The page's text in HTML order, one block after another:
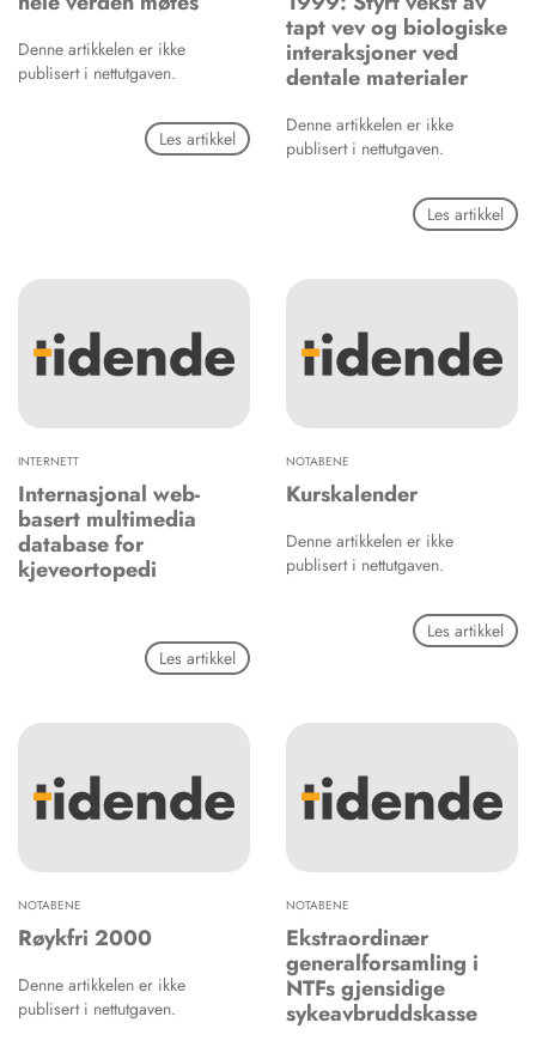
Denne artikkelen er ikke
publisert i nettutgaven.
Les artikkel
tapt vev og biologiske
interaksjoner ved
dentale materialer
Denne artikkelen er ikke
publisert i nettutgaven.
Les artikkel
INTERNETT
Internasjonal web-
basert multimedia
database for
kjeveortopedi
Les artikkel
NOTABENE
Kurskalender
Denne artikkelen er ikke
publisert i nettutgaven.
Les artikkel
NOTABENE
Røykfri 2000
Denne artikkelen er ikke
publisert i nettutgaven.
NOTABENE
Ekstraordinær
generalforsamling i
NTFs gjensidige
sykeavbruddskasse